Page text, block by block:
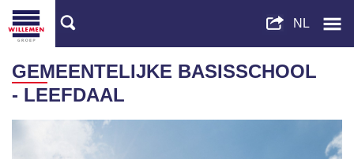
GEMEENTELIJKE BASISSCHOOL
- LEEFDAAL